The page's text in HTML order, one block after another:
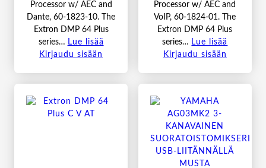
Processor w/ AEC and
Dante, 60-1823-10. The
Extron DMP 64 Plus
series… Lue lisää
Kirjaudu sisään
Processor w/ AEC and
VoIP, 60-1824-01. The
Extron DMP 64 Plus
series… Lue lisää
Kirjaudu sisään